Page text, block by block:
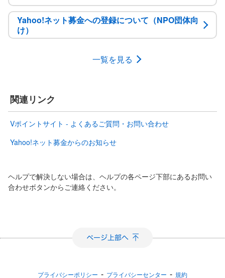
Yahoo!ネット募金への登録について（NPO団体向
け）
一覧を見る
関連リンク
Vポイントサイト - よくあるご質問・お問い合わせ
Yahoo!ネット募金からのお知らせ
ヘルプで解決しない場合は、ヘルプの各ページ下部にあるお問い
合わせボタンからご連絡ください。
プライバシーポリシー - プライバシーセンター - 規約